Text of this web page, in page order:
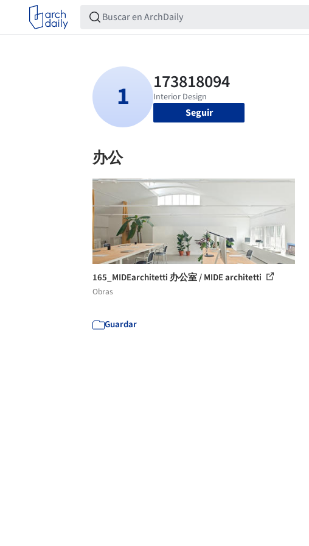
Seguir
办公
165_MIDEarchitetti 办公室 / MIDE architetti
Obras
Guardar